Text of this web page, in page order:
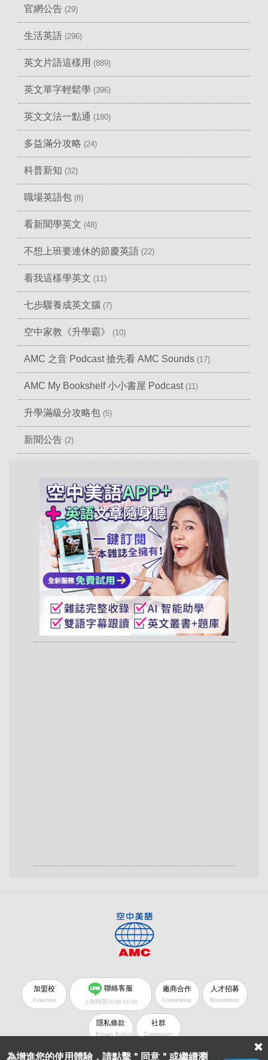
官網公告 (29)
生活英語 (296)
英文片語這樣用 (889)
英文單字輕鬆學 (396)
英文文法一點通 (180)
多益滿分攻略 (24)
科普新知 (32)
職場英語包 (8)
看新聞學英文 (48)
不想上班要連休的節慶英語 (22)
看我這樣學英文 (11)
七步驟養成英文腦 (7)
空中家教《升學霸》 (10)
AMC 之音 Podcast 搶先看 AMC Sounds (17)
AMC My Bookshelf 小小書屋 Podcast (11)
升學滿級分攻略包 (5)
新聞公告 (2)
加盟校
Franchise
聯絡客服
上班時間10:00-16:00
廠商合作
Cooperation
人才招募
Recruitment
隱私條款
Privacy Policy
社群
Community
為增進您的使用體驗，請點擊＂同意＂或繼續瀏